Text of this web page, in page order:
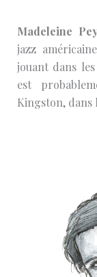
Madeleine
jazz
jouant dans
est
Kingston, dans